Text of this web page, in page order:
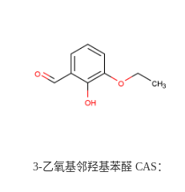
3-乙氧基邻羟基苯醛 CAS：